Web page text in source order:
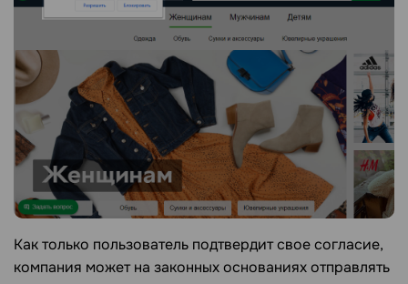
Как только пользователь подтвердит свое согласие,
компания может на законных основаниях отправлять